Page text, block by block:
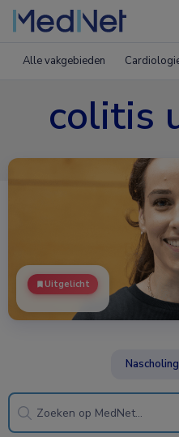
Alle vakgebieden
colitis
Uitgelicht
Nascholing